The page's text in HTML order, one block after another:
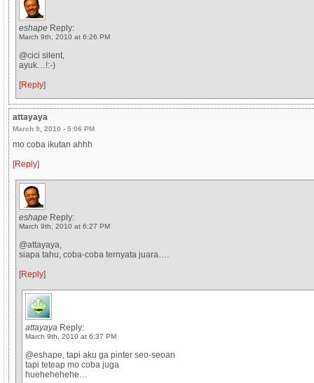
eshape Reply:
March 9th, 2010 at 6:26 PM
@cici silent,
ayuk…!:-)
[Reply]
attayaya
March 9, 2010 - 5:06 PM
mo coba ikutan ahhh
[Reply]
eshape Reply:
March 9th, 2010 at 6:27 PM
@attayaya,
siapa tahu, coba-coba ternyata juara….
[Reply]
attayaya Reply:
March 9th, 2010 at 6:37 PM
@eshape, tapi aku ga pinter seo-seoan
tapi teteap mo coba juga
huehehehehe…